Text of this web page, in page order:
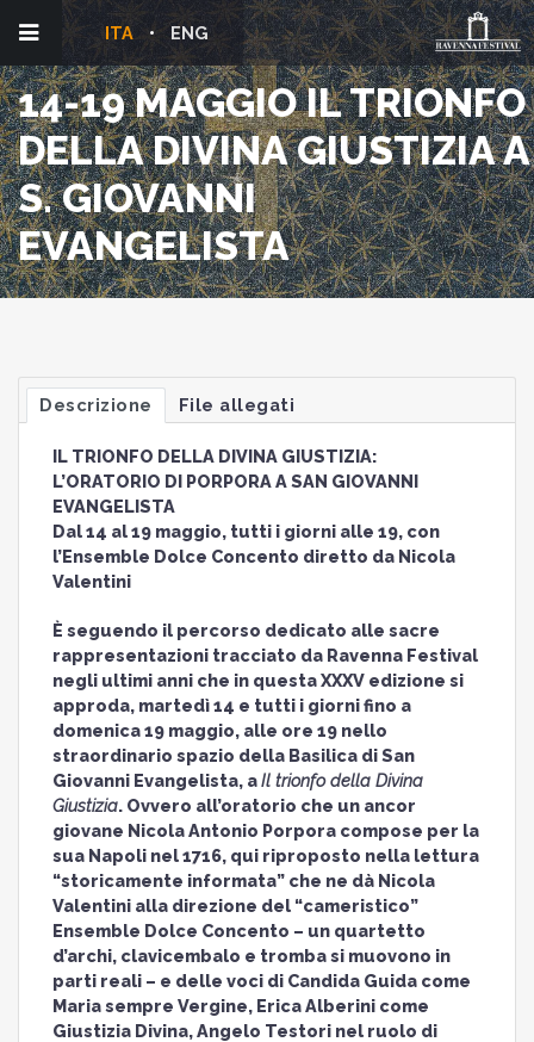
ENG
ITA
14-19 MAGGIO IL TRIONFO
DELLA DIVINA GIUSTIZIA A
S. GIOVANNI
EVANGELISTA
Descrizione File allegati
IL TRIONFO DELLA DIVINA GIUSTIZIA:
L’ORATORIO DI PORPORA A SAN GIOVANNI
EVANGELISTA
Dal 14 al 19 maggio, tutti i giorni alle 19, con
l’Ensemble Dolce Concento diretto da Nicola
Valentini
È seguendo il percorso dedicato alle sacre
rappresentazioni tracciato da Ravenna Festival
negli ultimi anni che in questa XXXV edizione si
approda, martedì 14 e tutti i giorni fino a
domenica 19 maggio, alle ore 19 nello
straordinario spazio della Basilica di San
Giovanni Evangelista, aIl trionfo della Divina
Giustizia. Ovvero all’oratorio che un ancor
giovane Nicola Antonio Porpora compose per la
sua Napoli nel 1716, qui riproposto nella lettura
“storicamente informata” che ne dà Nicola
Valentini alla direzione del “cameristico”
Ensemble Dolce Concento – un quartetto
d’archi, clavicembalo e tromba si muovono in
parti reali – e delle voci di Candida Guida come
Maria sempre Vergine, Erica Alberini come
Giustizia Divina, Angelo Testori nel ruolo di